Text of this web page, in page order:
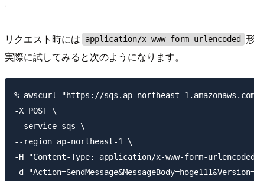
リクエスト時には application/x-www-form-urlencoded
実際に試してみると次のようになります。
% awscurl "https://sqs.ap-northeast-
-X POST \
--service sqs \
--region ap-
-H "Content-Type: application/x-
-d